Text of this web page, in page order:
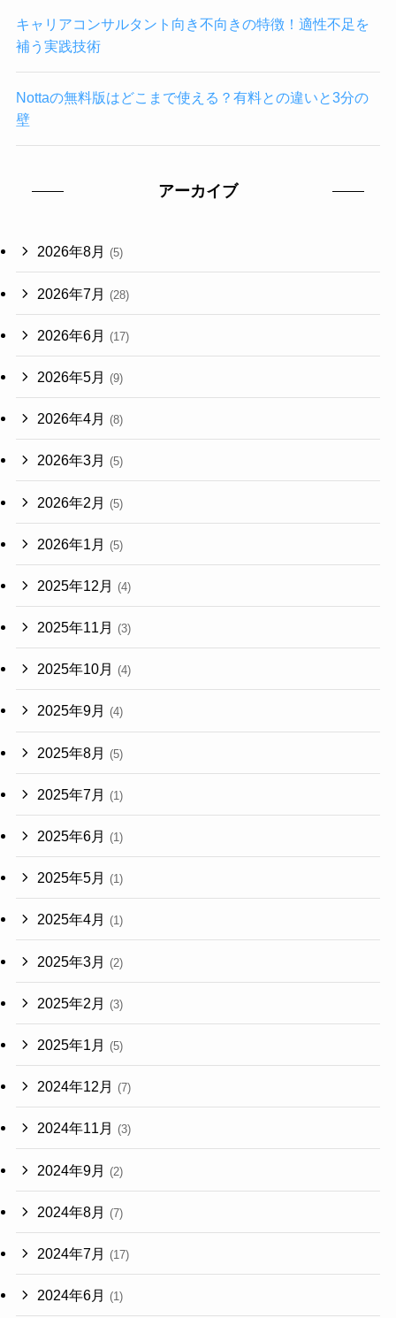
キャリアコンサルタント向き不向きの特徴！適性不足を
補う実践技術
Nottaの無料版はどこまで使える？有料との違いと3分の
壁
アーカイブ
2026年8月 (5)
2026年7月 (28)
2026年6月 (17)
2026年5月 (9)
2026年4月 (8)
2026年3月 (5)
2026年2月 (5)
2026年1月 (5)
2025年12月 (4)
2025年11月 (3)
2025年10月 (4)
2025年9月 (4)
2025年8月 (5)
2025年7月 (1)
2025年6月 (1)
2025年5月 (1)
2025年4月 (1)
2025年3月 (2)
2025年2月 (3)
2025年1月 (5)
2024年12月 (7)
2024年11月 (3)
2024年9月 (2)
2024年8月 (7)
2024年7月 (17)
2024年6月 (1)